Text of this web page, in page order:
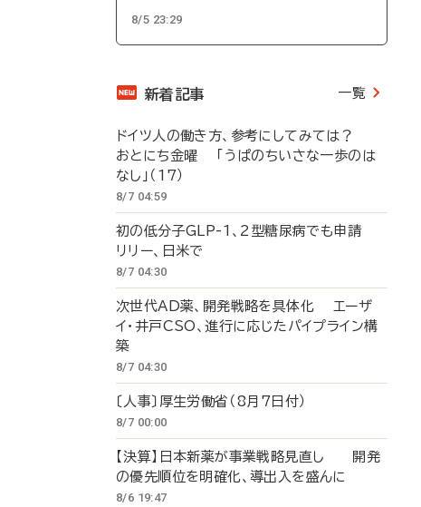
8/5 23:29
新着記事 一覧
ドイツ人の働き方、参考にしてみては？
おとにち金曜 「うぱのちいさな一歩のは
なし」（17）
8/7 04:59
初の低分子GLP-1、2型糖尿病でも申請
リリー、日米で
8/7 04:30
次世代AD薬、開発戦略を具体化 エーザ
イ・井戸CSO、進行に応じたパイプライン構
築
8/7 04:30
〔人事〕厚生労働省（8月7日付）
8/7 00:00
【決算】日本新薬が事業戦略見直し 開発
の優先順位を明確化、導出入を盛んに
8/6 19:47